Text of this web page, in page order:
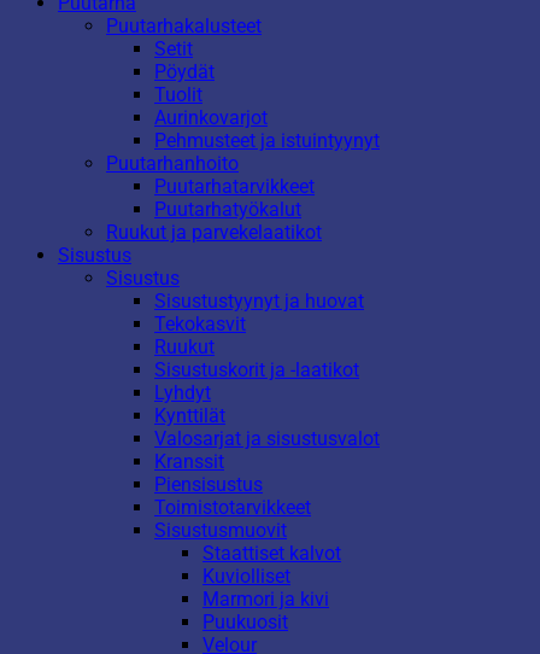
Puutarhakalusteet
Setit
Pöydät
Tuolit
Aurinkovarjot
Pehmusteet ja istuintyynyt
Puutarhanhoito
Puutarhatarvikkeet
Puutarhatyökalut
Ruukut ja parvekelaatikot
Sisustus
Sisustus
Sisustustyynyt ja huovat
Tekokasvit
Ruukut
Sisustuskorit ja -laatikot
Lyhdyt
Kynttilät
Valosarjat ja sisustusvalot
Kranssit
Piensisustus
Toimistotarvikkeet
Sisustusmuovit
Staattiset kalvot
Kuviolliset
Marmori ja kivi
Puukuosit
Velour